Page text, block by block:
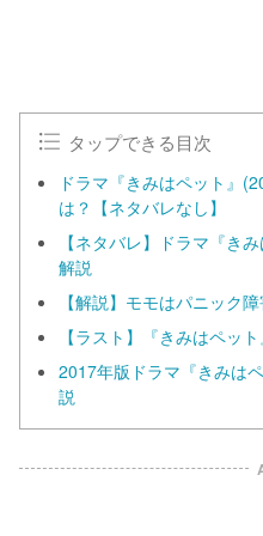
タップできる目次
ドラマ『きみはペット』
は？【ネタバレなし】
【ネタバレ】ドラマ『き
解説
【解説】モモはパニック
【ラスト】『きみはペッ
2017年版ドラマ『きみは
説